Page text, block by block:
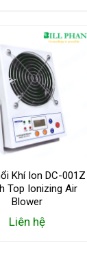
Khí Ion DC-001Z
Top Ionizing Air
Blower
Liên hệ